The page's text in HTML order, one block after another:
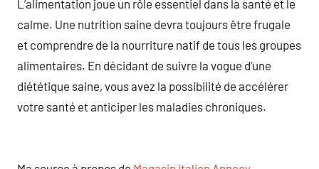
L’alimentation joue un rôle essentiel dans la santé et le
calme. Une nutrition saine devra toujours être frugale
et comprendre de la nourriture natif de tous les groupes
alimentaires. En décidant de suivre la vogue d’une
diététique saine, vous avez la possibilité de accélérer
votre santé et anticiper les maladies chroniques.